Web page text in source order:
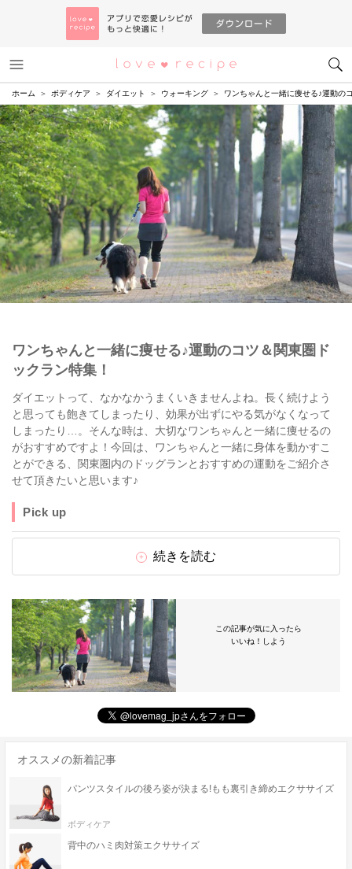
恋愛レシピ
ホーム ボディケア ダイエット ウォーキング ワンちゃんと一緒に痩せる♪運動の
ワンちゃんと一緒に痩せる♪運動のコツ＆関東圏ド
ックラン特集！
ダイエットって、なかなかうまくいきませんよね。長く続けよう
と思っても飽きてしまったり、効果が出ずにやる気がなくなって
しまったり…。そんな時は、大切なワンちゃんと一緒に痩せるの
がおすすめですよ！今回は、ワンちゃんと一緒に身体を動かすこ
とができる、関東圏内のドッグランとおすすめの運動をご紹介さ
せて頂きたいと思います♪
Pick up
続きを読む
この記事が気に入ったら
いいね！しよう
オススメの新着記事
パンツスタイルの後ろ姿が決まる!もも裏引き締めエクササイズ
ボディケア
背中のハミ肉対策エクササイズ